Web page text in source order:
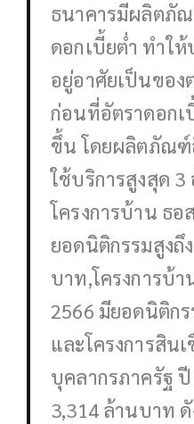
ธนาคารมีผลิตภั
ดอกเบี้ยต่ำ ทำใ
อยู่อาศัยเป็นของ
ก่อนที่อัตราดอก
ขึ้น โดยผลิตภัณฑ์
ใช้บริการสูงสุด
โครงการบ้าน ธ
ยอดนิติกรรมสูงถึ
บาท,โครงการบ้
2566 มียอดนิติก
และโครงการสิน
บุคลากรภาครัฐ
3,314 ล้านบาท